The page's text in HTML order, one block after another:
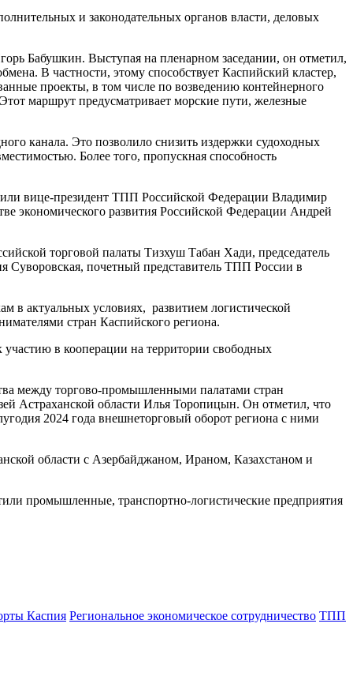
и законодательных органов власти, деловых
Бабушкин. Выступая на пленарном заседании, он отметил,
В частности, этому способствует Каспийский кластер,
проекты, в том числе по возведению контейнерного
маршрут предусматривает морские пути, железные
канала. Это позволило снизить издержки судоходных
Более того, пропускная способность
вице-президент ТПП Российской Федерации Владимир
экономического развития Российской Федерации Андрей
торговой палаты Тизхуш Табан Хади, председатель
Суворовская, почетный представитель ТПП России в
в актуальных условиях, развитием логистической
стран Каспийского региона.
в кооперации на территории свободных
между торгово-промышленными палатами стран
Астраханской области Илья Торопицын. Он отметил, что
2024 года внешнеторговый оборот региона с ними
области с Азербайджаном, Ираном, Казахстаном и
промышленные, транспортно-логистические предприятия
Каспия Региональное экономическое сотрудничество ТПП